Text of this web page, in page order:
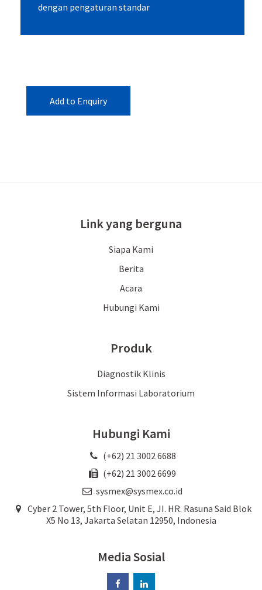
dengan pengaturan standar
Add to Enquiry
Link yang berguna
Siapa Kami
Berita
Acara
Hubungi Kami
Produk
Diagnostik Klinis
Sistem Informasi Laboratorium
Hubungi Kami
(+62) 21 3002 6688
(+62) 21 3002 6699
sysmex@sysmex.co.id
Cyber 2 Tower, 5th Floor, Unit E, JI. HR. Rasuna Said Blok
X5 No 13, Jakarta Selatan 12950, Indonesia
Media Sosial